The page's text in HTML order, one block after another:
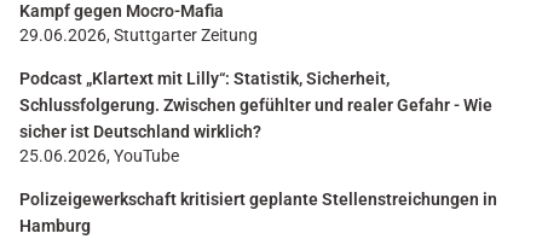
Kampf gegen Mocro-Mafia
29.06.2026, Stuttgarter Zeitung
Podcast „Klartext mit Lilly“: Statistik, Sicherheit,
Schlussfolgerung. Zwischen gefühlter und realer Gefahr - Wie
sicher ist Deutschland wirklich?
25.06.2026, YouTube
Polizeigewerkschaft kritisiert geplante Stellenstreichungen in
Hamburg